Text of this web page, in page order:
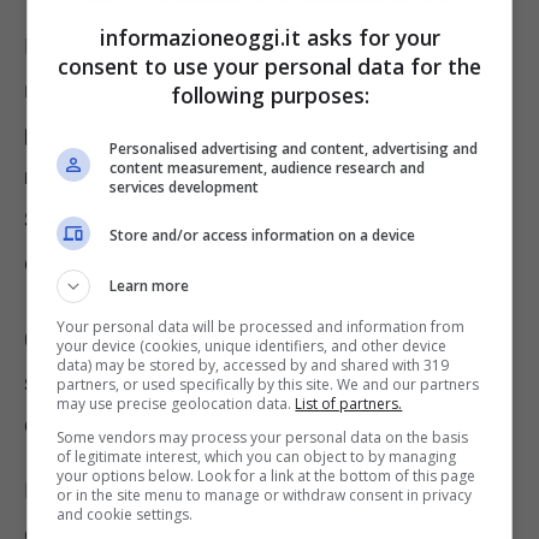
Il contrassegno è rilasciato dal Comune di
residenza del richiedente enecessita di una
preventiva visita da parte dell’Ufficio di
medicina legale dell’ASL di appartenenza
Solo in caso di esito positivo, si può usufruire
dell’agevolazione.
Contrassegno auto disabili: quali
sono le operazioni consentite e da chi
è emesso?
Dal 2012, per evitare che i richiedenti
informazioneoggi.it asks for your
consent to use your personal data for the
following purposes:
Personalised advertising and content, advertising and
content measurement, audience research and
services development
Store and/or access information on a device
Learn more
Your personal data will be processed and information from
your device (cookies, unique identifiers, and other device
data) may be stored by, accessed by and shared with 319
partners, or used specifically by this site. We and our partners
may use precise geolocation data. List of partners.
Some vendors may process your personal data on the basis
of legitimate interest, which you can object to by managing
your options below. Look for a link at the bottom of this page
or in the site menu to manage or withdraw consent in privacy
and cookie settings.